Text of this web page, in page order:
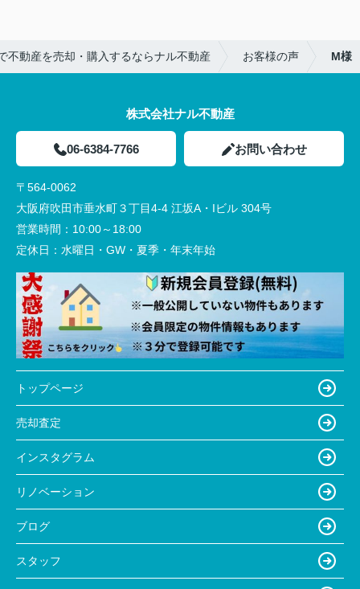
不動産を売却・購入するならナル不動産 お客様の声 M様
株式会社ナル不動産
06-6384-7766 お問い合わせ
〒564-0062
大阪府吹田市垂水町３丁目4-4 江坂A・Iビル 304号
営業時間： 10:00～18:00
定休日： 水曜日・GW・夏季・年末年始
トップページ
売却査定
インスタグラム
リノベーション
ブログ
スタッフ